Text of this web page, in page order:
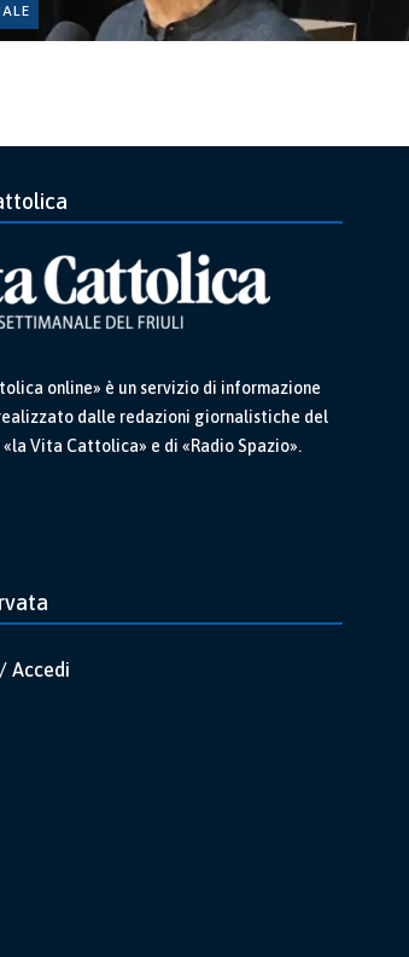
online» è un servizio di informazione
dalle redazioni giornalistiche del
Vita Cattolica» e di «Radio Spazio».
Accedi